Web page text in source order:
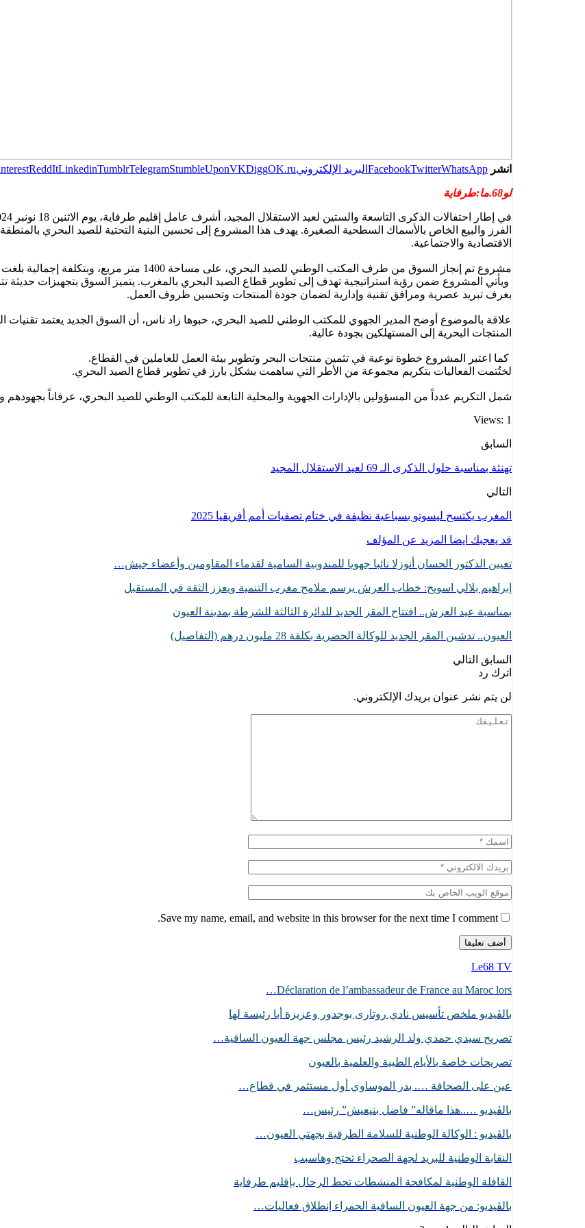
انشر FacebookTwitterWhatsApp البريد الإلكتروني ReddItLinkedinTumblrTelegramStumbleUponVKDiggOK.ru
لو68.ما:طرفاية
الفرز والبيع الخاص بالأسماك السطحية الصغيرة. يهدف هذا المشروع إلى تحسين البنية التحتية للصيد البحري
الاقتصادية والاجتماعية.
مشروع تم إنجاز السوق من طرف المكتب الوطني للصيد البحري، على مساحة 1400 متر مربع، وبتكلفة إجمالية بلغت 5 ملايين درهم.
ويأتي المشروع ضمن رؤية استراتيجية تهدف إلى تطوير قطاع الصيد البحري بالمغرب. يتميز السوق بتجهيزات حديثة
بغرف تبريد عصرية ومرافق تقنية وإدارية لضمان جودة المنتجات وتحسين ظروف العمل.
علاقة بالموضوع أوضح المدير الجهوي للمكتب الوطني للصيد البحري، حبوها زاد ناس، أن السوق الجديد يعتمد
المنتجات البحرية إلى المستهلكين بجودة عالية.
كما اعتبر المشروع خطوة نوعية في تثمين منتجات البحر وتطوير بيئة العمل للعاملين في القطاع.
لختُتمت الفعاليات بتكريم مجموعة من الأطر التي ساهمت بشكل بارز في تطوير قطاع الصيد البحري.
شمل التكريم عدداً من المسؤولين بالإدارات الجهوية والمحلية التابعة للمكتب الوطني للصيد البحري، عرفاناً
Views: 1
السابق
تهنئة بمناسبة حلول الذكرى الـ 69 لعيد الاستقلال المجيد
التالي
المغرب يكتسح ليسوتو بسباعية نظيفة في ختام تصفيات أمم أفريقيا 2025
قد يعجبك ايضا المزيد عن المؤلف
تعيين الدكتور الحسان أنوزلا نائبا جهويا للمندوبية السامية لقدماء المقاومين وأعضاء جيش…
إبراهيم بلالي اسويح: خطاب العرش يرسم ملامح مغرب التنمية ويعزز الثقة في المستقبل
بمناسبة عيد العرش.. افتتاح المقر الجديد للدائرة الثالثة للشرطة بمدينة العيون
العيون.. تدشين المقر الجديد للوكالة الحضرية بكلفة 28 مليون درهم (التفاصيل)
السابق التالي
اترك رد
لن يتم نشر عنوان بريدك الإلكتروني.
Save my name, email, and website in this browser for the next time I comment.
Le68 TV
Déclaration de l’ambassadeur de France au Maroc lors…
بالڨيديو ملخص تأسيس نادي روتارى بوجدور وعزيزة أبا رئيسة لها
تصريح سيدي حمدي ولد الرشيد رئيس مجلس جهة العيون الساقية…
تصريحات خاصة بالأيام الطبية والعلمية بالعيون
عين على الصحافة …. بدر الموساوي أول مستثمر في قطاع…
بالڤيديو …..هذا ماقاله” فاضل بنيعيش” رئيس…
بالڤيديو : الوكالة الوطنية للسلامة الطرقية بجهتي العيون…
النقابة الوطنية للبريد لجهة الصحراء تحتج وهاسبب
القافلة الوطنية لمكافحة المنشطات تحط الرحال بإقليم طرفاية
بالڤيديو: من جهة العيون الساقية الحمراء إنطلاق فعاليات…